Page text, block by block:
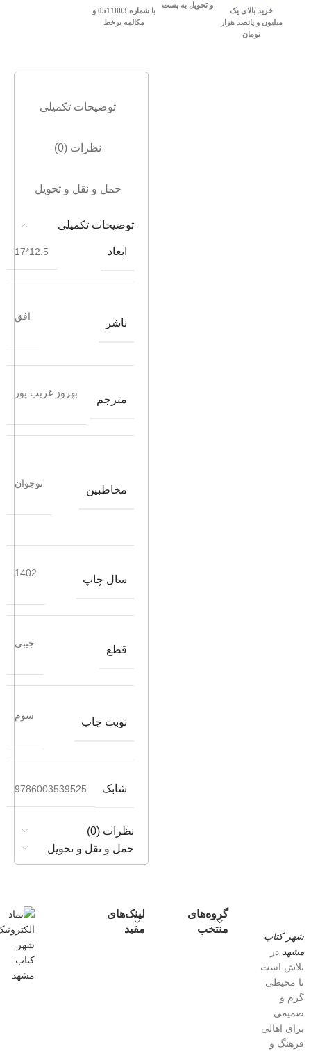
خرید بالای یک
میلیون و پانصد هزار
تومان
و تحویل به پست
با شماره 0511803 و
مکالمه برخط
توضیحات تکمیلی
نظرات (0)
حمل و نقل و تحویل
توضیحات تکمیلی
ابعاد 12.5*17
ناشر
افق
مترجم
بهروز غریب پور
مخاطبین
نوجوان
سال چاپ
1402
قطع
جیبی
نوبت چاپ
سوم
شابک 9786003539525
نظرات (0)
حمل و نقل و تحویل
شهر کتاب
مشهد در
تلاش است
تا محیطی
گرم و
صمیمی
برای اهالی
فرهنگ و
گروه‌های
منتخب
لینک‌های
مفید